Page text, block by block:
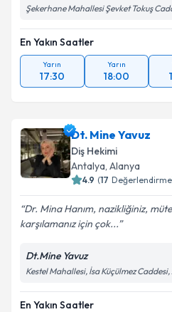
Şekerhane Mahallesi Şevket Tokuş
En Yakın Saatler
Yarın
17:30
Yarın
18:00
Dt. Mine Yavuz
Diş Hekimi
Antalya, Alanya
4.9 (17
Dr. Mina Hanım, nazikliğiniz,
karşılamanız için çok...
Dt.Mine Yavuz
Kestel Mahallesi, İsa Küçülmez
En Yakın Saatler